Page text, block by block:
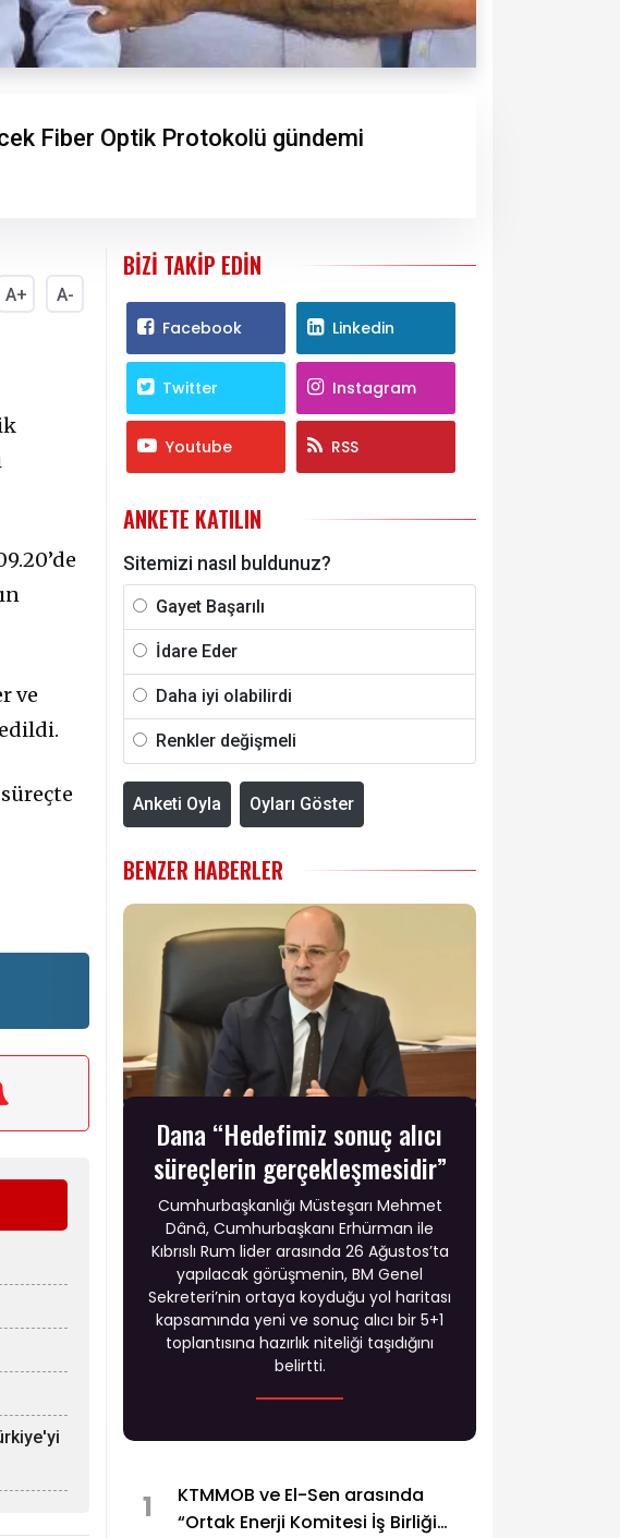
Fiber Optik Protokolü gündemi
A+ A-
ve
BIZI TAKIP EDIN
Facebook Linkedin
Twitter Instagram
Youtube RSS
ANKETE KATILIN
Sitemizi nasıl buldunuz?
Gayet Başarılı
İdare Eder
Daha iyi olabilirdi
Renkler değişmeli
Anketi Oyla Oyları Göster
BENZER HABERLER
Dana “Hedefimiz sonuç alıcı
süreçlerin gerçekleşmesidir”
Cumhurbaşkanlığı Müsteşarı Mehmet
Dânâ, Cumhurbaşkanı Erhürman ile
Kıbrıslı Rum lider arasında 26 Ağustos’ta
yapılacak görüşmenin, BM Genel
Sekreteri’nin ortaya koyduğu yol haritası
kapsamında yeni ve sonuç alıcı bir 5+1
toplantısına hazırlık niteliği taşıdığını
belirtti.
1
KTMMOB ve El-Sen arasında
“Ortak Enerji Komitesi İş Birliği